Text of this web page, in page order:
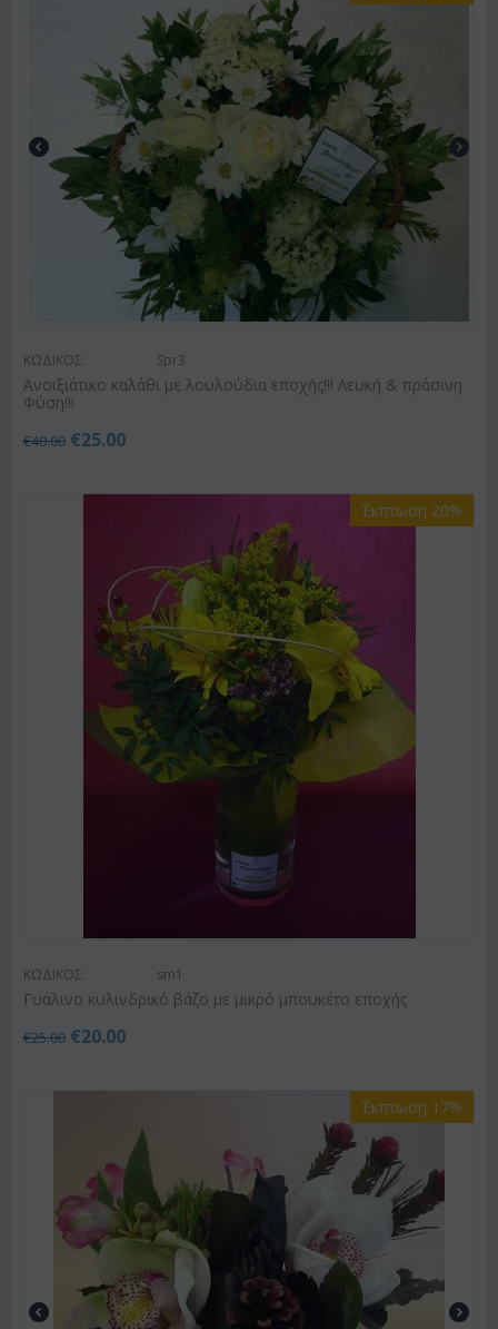
ΚΩΔΙΚΟΣ: Spr3
Ανοιξιάτικο καλάθι με λουλούδια εποχής!!! Λευκή & πράσινη
Φύση!!!
€40.00 €25.00
Έκπτωση 20%
ΚΩΔΙΚΟΣ: sm1
Γυάλινο κυλινδρικό βάζο με μικρό μπουκέτο εποχής
€25.00 €20.00
Έκπτωση 17%